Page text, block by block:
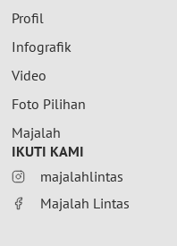
Profil
Infografik
Video
Foto Pilihan
Majalah
IKUTI KAMI
majalahlintas
Majalah Lintas